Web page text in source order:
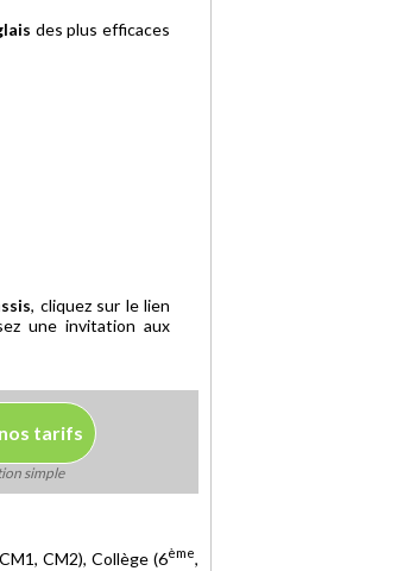
des plus efficaces
, cliquez sur le lien
une invitation aux
tarifs
simple
CM2), Collège (6ème,